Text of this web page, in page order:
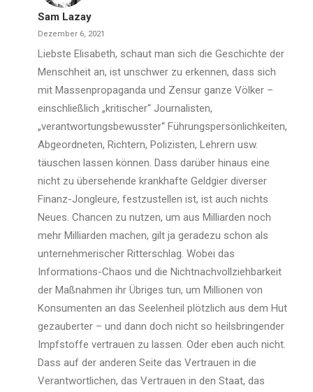
Sam Lazay
Dezember 6, 2021
Liebste Elisabeth, schaut man sich die Geschichte der
Menschheit an, ist unschwer zu erkennen, dass sich
mit Massenpropaganda und Zensur ganze Völker –
einschließlich „kritischer“ Journalisten,
„verantwortungsbewusster“ Führungspersönlichkeiten,
Abgeordneten, Richtern, Polizisten, Lehrern usw.
täuschen lassen können. Dass darüber hinaus eine
nicht zu übersehende krankhafte Geldgier diverser
Finanz-Jongleure, festzustellen ist, ist auch nichts
Neues. Chancen zu nutzen, um aus Milliarden noch
mehr Milliarden machen, gilt ja geradezu schon als
unternehmerischer Ritterschlag. Wobei das
Informations-Chaos und die Nichtnachvollziehbarkeit
der Maßnahmen ihr Übriges tun, um Millionen von
Konsumenten an das Seelenheil plötzlich aus dem Hut
gezauberter – und dann doch nicht so heilsbringender
Impfstoffe vertrauen zu lassen. Oder eben auch nicht.
Dass auf der anderen Seite das Vertrauen in die
Verantwortlichen, das Vertrauen in den Staat, das